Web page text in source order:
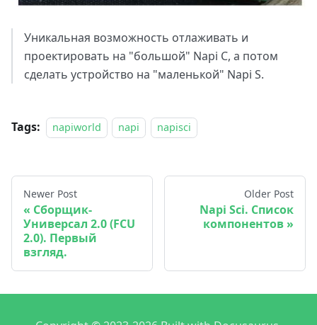
Уникальная возможность отлаживать и
проектировать на "большой" Napi C, а потом
сделать устройство на "маленькой" Napi S.
Tags: napiworld napi napisci
Newer Post
Сборщик-
Универсал 2.0 (FCU
2.0). Первый
взгляд.
Older Post
Napi Sci. Список
компонентов